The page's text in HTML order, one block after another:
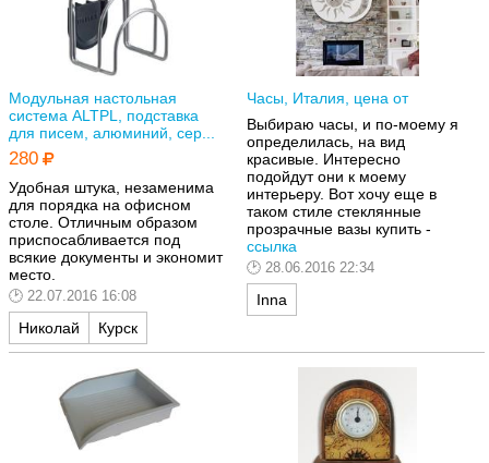
Модульная настольная
система ALTPL, подставка
для писем, алюминий, сер...
280
Удобная штука, незаменима
для порядка на офисном
столе. Отличным образом
приспосабливается под
всякие документы и экономит
место.
22.07.2016 16:08
Николай Курск
Часы, Италия, цена от
Выбираю часы, и по-моему я
определилась, на вид
красивые. Интересно
подойдут они к моему
интерьеру. Вот хочу еще в
таком стиле стеклянные
прозрачные вазы купить -
ссылка
28.06.2016 22:34
Inna